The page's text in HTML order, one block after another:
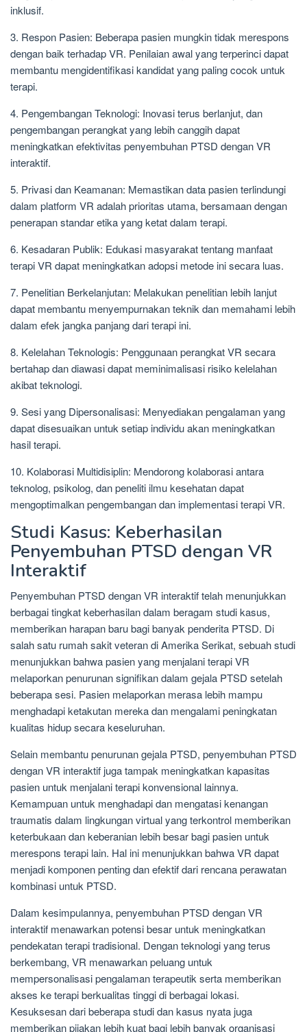
inklusif.
3. Respon Pasien: Beberapa pasien mungkin tidak merespons
dengan baik terhadap VR. Penilaian awal yang terperinci dapat
membantu mengidentifikasi kandidat yang paling cocok untuk
terapi.
4. Pengembangan Teknologi: Inovasi terus berlanjut, dan
pengembangan perangkat yang lebih canggih dapat
meningkatkan efektivitas penyembuhan PTSD dengan VR
interaktif.
5. Privasi dan Keamanan: Memastikan data pasien terlindungi
dalam platform VR adalah prioritas utama, bersamaan dengan
penerapan standar etika yang ketat dalam terapi.
6. Kesadaran Publik: Edukasi masyarakat tentang manfaat
terapi VR dapat meningkatkan adopsi metode ini secara luas.
7. Penelitian Berkelanjutan: Melakukan penelitian lebih lanjut
dapat membantu menyempurnakan teknik dan memahami lebih
dalam efek jangka panjang dari terapi ini.
8. Kelelahan Teknologis: Penggunaan perangkat VR secara
bertahap dan diawasi dapat meminimalisasi risiko kelelahan
akibat teknologi.
9. Sesi yang Dipersonalisasi: Menyediakan pengalaman yang
dapat disesuaikan untuk setiap individu akan meningkatkan
hasil terapi.
10. Kolaborasi Multidisiplin: Mendorong kolaborasi antara
teknolog, psikolog, dan peneliti ilmu kesehatan dapat
mengoptimalkan pengembangan dan implementasi terapi VR.
Studi Kasus: Keberhasilan
Penyembuhan PTSD dengan VR
Interaktif
Penyembuhan PTSD dengan VR interaktif telah menunjukkan
berbagai tingkat keberhasilan dalam beragam studi kasus,
memberikan harapan baru bagi banyak penderita PTSD. Di
salah satu rumah sakit veteran di Amerika Serikat, sebuah studi
menunjukkan bahwa pasien yang menjalani terapi VR
melaporkan penurunan signifikan dalam gejala PTSD setelah
beberapa sesi. Pasien melaporkan merasa lebih mampu
menghadapi ketakutan mereka dan mengalami peningkatan
kualitas hidup secara keseluruhan.
Selain membantu penurunan gejala PTSD, penyembuhan PTSD
dengan VR interaktif juga tampak meningkatkan kapasitas
pasien untuk menjalani terapi konvensional lainnya.
Kemampuan untuk menghadapi dan mengatasi kenangan
traumatis dalam lingkungan virtual yang terkontrol memberikan
keterbukaan dan keberanian lebih besar bagi pasien untuk
merespons terapi lain. Hal ini menunjukkan bahwa VR dapat
menjadi komponen penting dan efektif dari rencana perawatan
kombinasi untuk PTSD.
Dalam kesimpulannya, penyembuhan PTSD dengan VR
interaktif menawarkan potensi besar untuk meningkatkan
pendekatan terapi tradisional. Dengan teknologi yang terus
berkembang, VR menawarkan peluang untuk
mempersonalisasi pengalaman terapeutik serta memberikan
akses ke terapi berkualitas tinggi di berbagai lokasi.
Kesuksesan dari beberapa studi dan kasus nyata juga
memberikan pijakan lebih kuat bagi lebih banyak organisasi